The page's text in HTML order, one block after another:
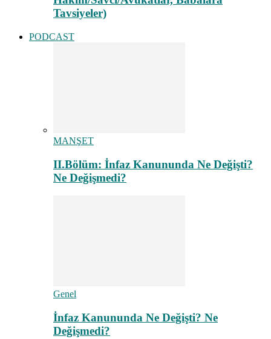
Tavsiyeler)
PODCAST
MANŞET
II.Bölüm: İnfaz Kanununda Ne Değişti?
Ne Değişmedi?
Genel
İnfaz Kanununda Ne Değişti? Ne
Değişmedi?